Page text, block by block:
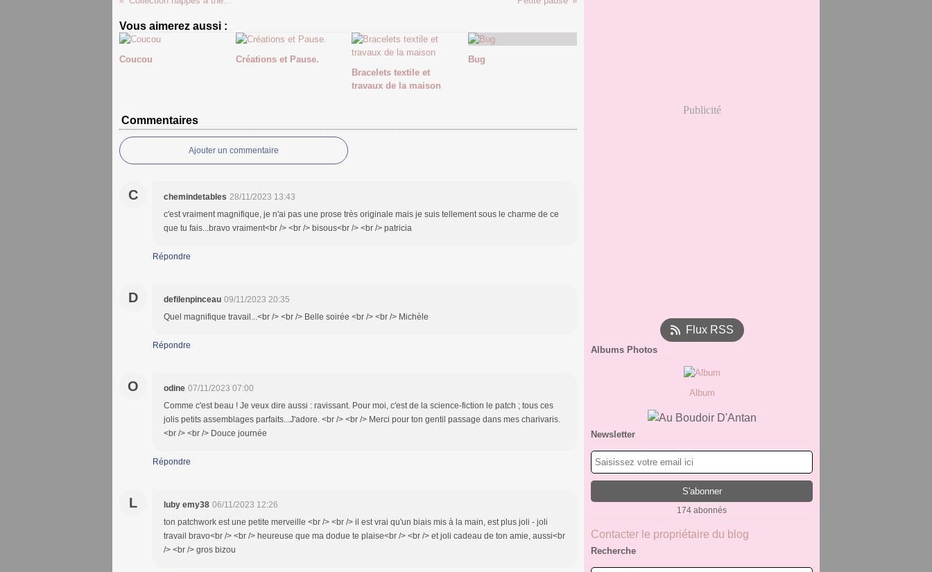
Vous aimerez aussi :
Coucou
Créations et Pause.
Bracelets textile et
travaux de la maison
Bug
Commentaires
Ajouter un commentaire
C chemindetables 28/11/2023 13:43
c'est vraiment magnifique, je n'ai pas une prose très originale mais je suis tellement sous le charme de ce
que tu fais...bravo vraiment<br /> <br /> bisous<br /> <br /> patricia
Répondre
D defilenpinceau 09/11/2023 20:35
Quel magnifique travail...<br /> <br /> Belle soirée <br /> <br /> Michèle
Répondre
O odine 07/11/2023 07:00
Comme c'est beau ! Je veux dire aussi : ravissant. Pour moi, c'est de la science-fiction le patch ; tous ces
jolis petits assemblages parfaits...J'adore. <br /> <br /> Merci pour ton gentil passage dans mes charivaris.
<br /> <br /> Douce journée
Répondre
L luby emy38 06/11/2023 12:26
ton patchwork est une petite merveille <br /> <br /> il est vrai qu'un biais mis à la main, est plus joli - joli
travail bravo<br /> <br /> heureuse que ma dodue te plaise<br /> <br /> et joli cadeau de ton amie, aussi<br
/> <br /> gros bizou
Publicité
Flux RSS
Albums Photos
Album
Newsletter
174 abonnés
Contacter le propriétaire du blog
Recherche